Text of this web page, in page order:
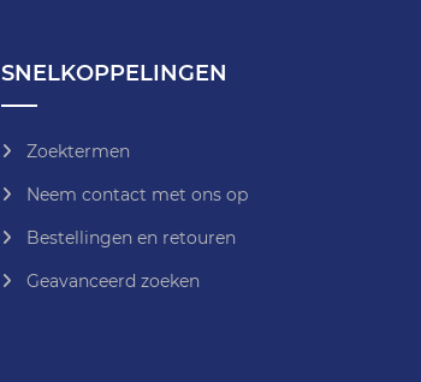
SNELKOPPELINGEN
Zoektermen
Neem contact met ons op
Bestellingen en retouren
Geavanceerd zoeken